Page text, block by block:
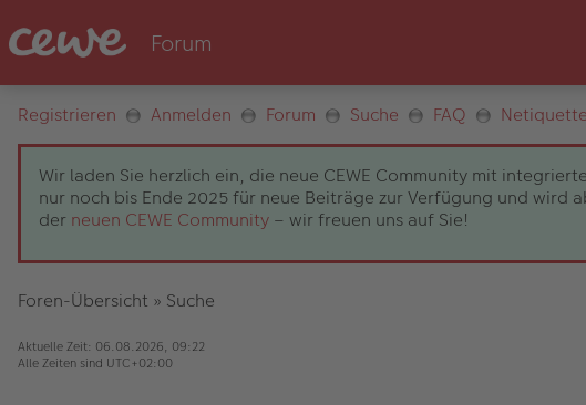
Registrieren Anmelden Forum Suche FAQ Netiquette
Wir laden Sie herzlich ein, die neue CEWE Community mit
nur noch bis Ende 2025 für neue Beiträge zur Verfügung und wird
der neuen CEWE Community – wir freuen uns auf Sie!
Foren-Übersicht » Suche
Aktuelle Zeit: 06.08.2026, 09:22
Alle Zeiten sind UTC+02:00